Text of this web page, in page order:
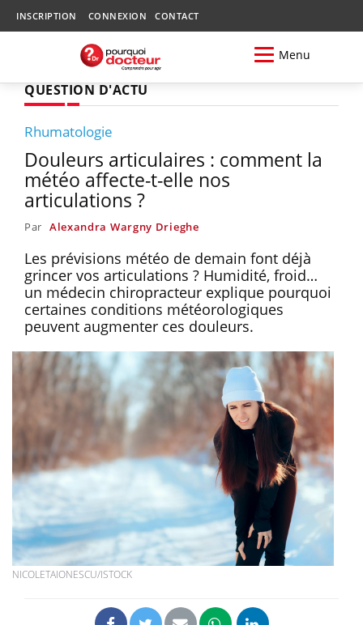
INSCRIPTION CONNEXION CONTACT
Menu
QUESTION D'ACTU
Rhumatologie
Douleurs articulaires : comment la
météo affecte-t-elle nos
articulations ?
Par Alexandra Wargny Drieghe
Les prévisions météo de demain font déjà
grincer vos articulations ? Humidité, froid…
un médecin chiropracteur explique pourquoi
certaines conditions météorologiques
peuvent augmenter ces douleurs.
NICOLETAIONESCU/ISTOCK